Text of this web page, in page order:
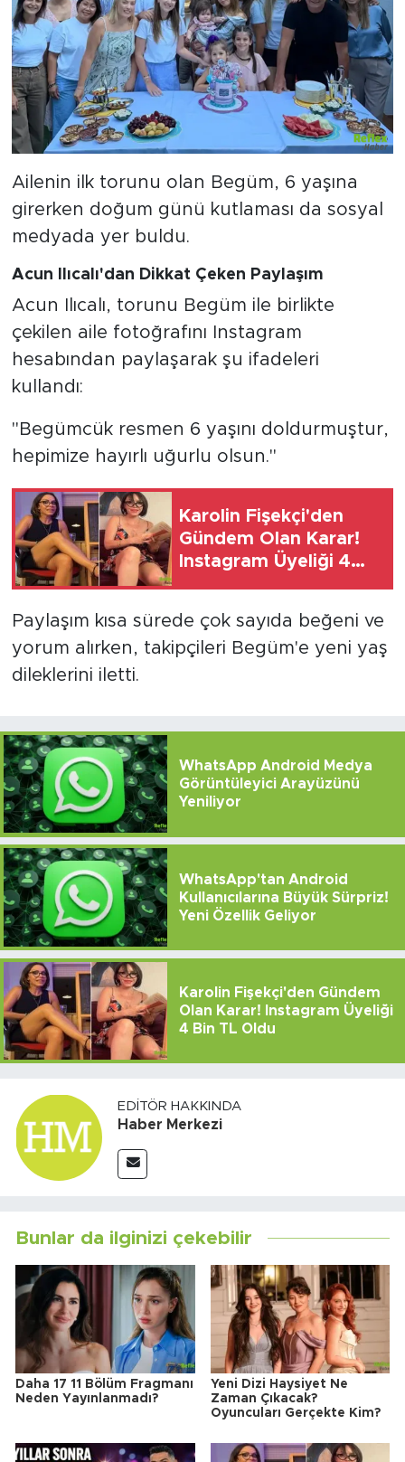
Ailenin ilk torunu olan Begüm, 6 yaşına
girerken doğum günü kutlaması da sosyal
medyada yer buldu.
Acun Ilıcalı'dan Dikkat Çeken Paylaşım
Acun Ilıcalı, torunu Begüm ile birlikte
çekilen aile fotoğrafını Instagram
hesabından paylaşarak şu ifadeleri
kullandı:
"Begümcük resmen 6 yaşını doldurmuştur,
hepimize hayırlı uğurlu olsun."
Karolin Fişekçi'den
Gündem Olan Karar!
Instagram Üyeliği 4
Paylaşım kısa sürede çok sayıda beğeni ve
yorum alırken, takipçileri Begüm'e yeni yaş
dileklerini iletti.
WhatsApp Android Medya
Görüntüleyici Arayüzünü
Yeniliyor
WhatsApp'tan Android
Kullanıcılarına Büyük Sürpriz!
Yeni Özellik Geliyor
Karolin Fişekçi'den Gündem
Olan Karar! Instagram Üyeliği
4 Bin TL Oldu
EDITÖR HAKKINDA
Haber Merkezi
Bunlar da ilginizi çekebilir
Daha 17 11 Bölüm Fragmanı
Neden Yayınlanmadı?
Yeni Dizi Haysiyet Ne
Zaman Çıkacak?
Oyuncuları Gerçekte Kim?